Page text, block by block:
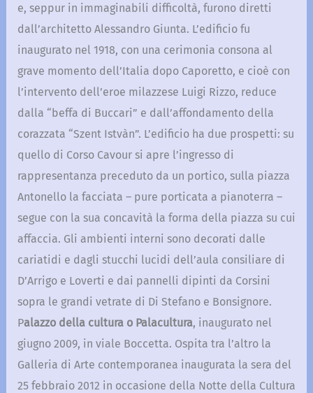
e, seppur in immaginabili difficoltà, furono diretti
dall’architetto Alessandro Giunta. L’edificio fu
inaugurato nel 1918, con una cerimonia consona al
grave momento dell’Italia dopo Caporetto, e cioè con
l’intervento dell’eroe milazzese Luigi Rizzo, reduce
dalla “beffa di Buccari” e dall’affondamento della
corazzata “Szent Istvàn”. L’edificio ha due prospetti: su
quello di Corso Cavour si apre l’ingresso di
rappresentanza preceduto da un portico, sulla piazza
Antonello la facciata – pure porticata a pianoterra –
segue con la sua concavità la forma della piazza su cui
affaccia. Gli ambienti interni sono decorati dalle
cariatidi e dagli stucchi lucidi dell’aula consiliare di
D’Arrigo e Loverti e dai pannelli dipinti da Corsini
sopra le grandi vetrate di Di Stefano e Bonsignore.
Palazzo della cultura o Palacultura, inaugurato nel
giugno 2009, in viale Boccetta. Ospita tra l’altro la
Galleria di Arte contemporanea inaugurata la sera del
25 febbraio 2012 in occasione della Notte della Cultura